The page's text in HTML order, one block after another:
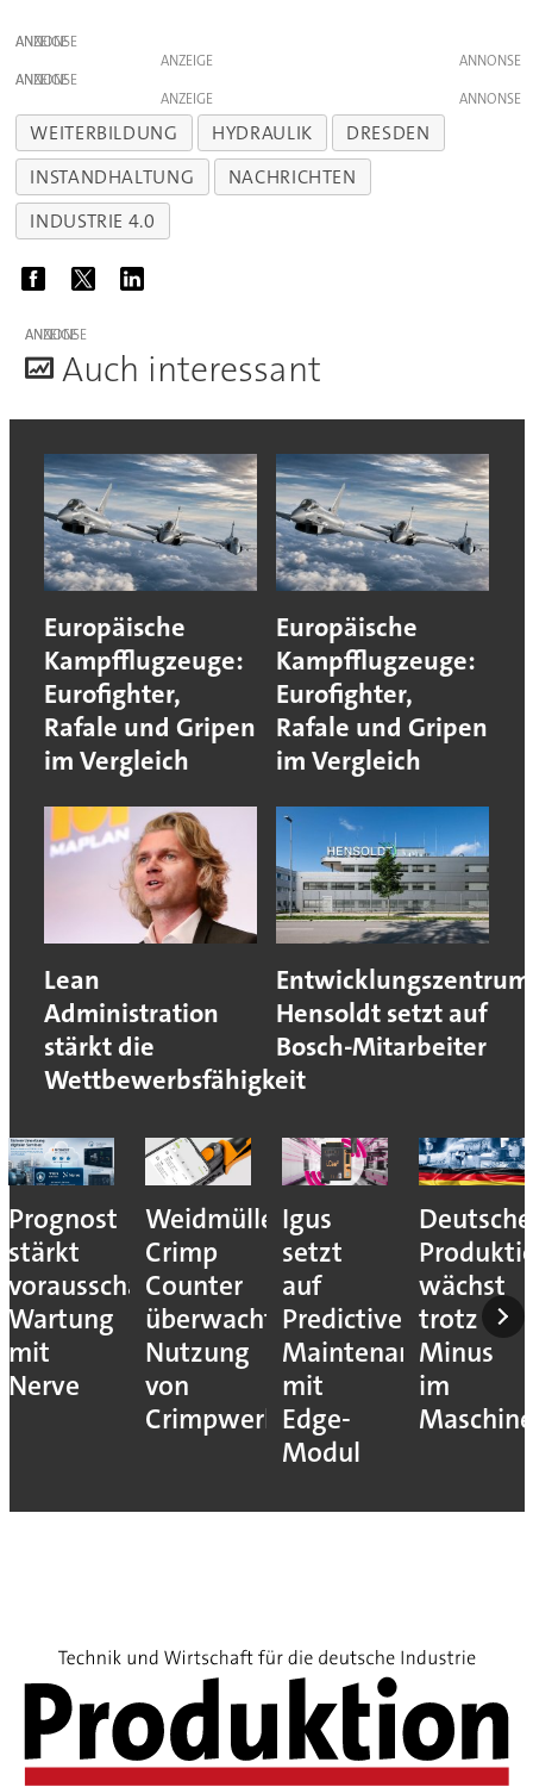
ANZEIGE
ANZEIGE
ANZEIGE
ANZEIGE
WEITERBILDUNG HYDRAULIK
DRESDEN
INSTANDHALTUNG
NACHRICHTEN
INDUSTRIE 4.0
ANZEIGE
Auch interessant
Europäische
Kampfflugzeuge:
Eurofighter,
Rafale und Gripen
im Vergleich
Europäische
Kampfflugzeuge:
Eurofighter,
Rafale und Gripen
im Vergleich
Lean
Administration
stärkt die
Wettbewerbsfähigkeit
Hensoldt setzt auf
Bosch-Mitarbeiter
Prognost
stärkt
vorausschauende
Wartung
mit
Nerve
Weidmüller:
Crimp
Counter
überwacht
Nutzung
von
Crimpwerkzeugen
Igus
setzt
auf
Predictive
Maintenance
mit
Edge-
Modul
Deutsche
wächst
trotz
Minus
im